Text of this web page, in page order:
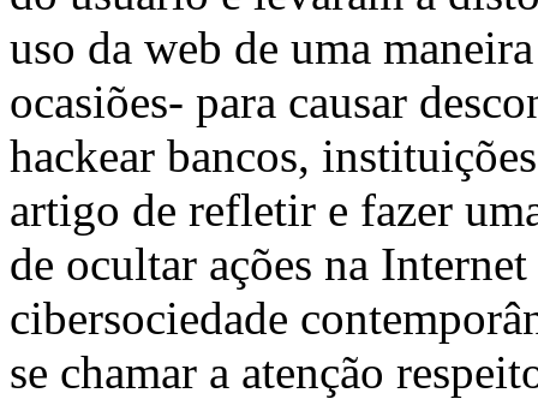
uso da web de uma
ocasiões- para causar
hackear bancos,
artigo de refletir e fazer
de ocultar ações na
cibersociedade
se chamar a atenção